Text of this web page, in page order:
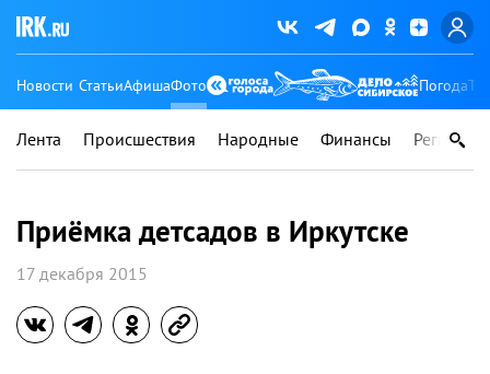
Новости СтатьиАфишаФото Погода
Лента Происшествия Народные Финансы Регионы
Приёмка детсадов в Иркутске
17 декабря 2015